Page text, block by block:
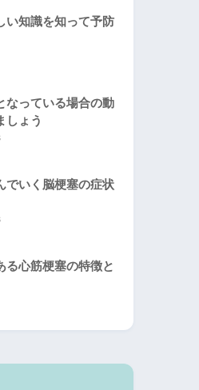
い知識を知って予防
なっている場合の動
しょう
でいく脳梗塞の症状
る心筋梗塞の特徴と